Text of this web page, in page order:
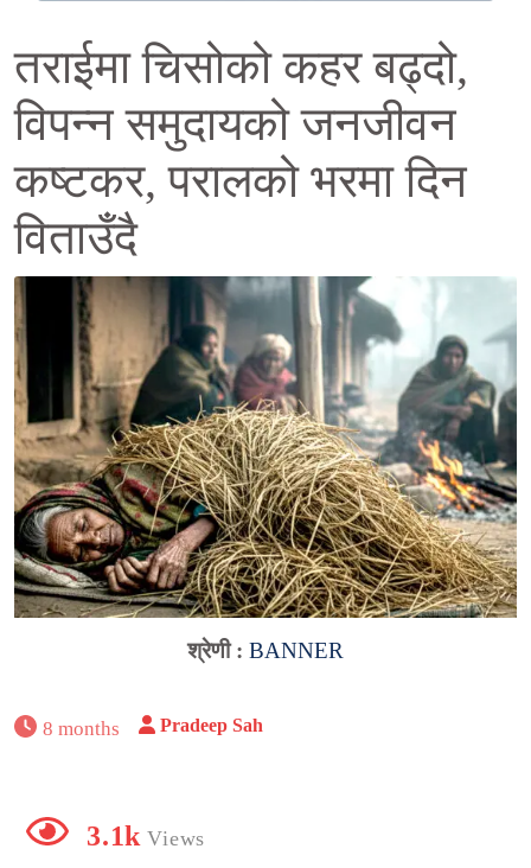
तराईमा चिसोको कहर बढ्दो,
विपन्न समुदायको जनजीवन
कष्टकर, परालको भरमा दिन
विताउँदै
श्रेणी : BANNER
8 months Pradeep Sah
3.1k Views